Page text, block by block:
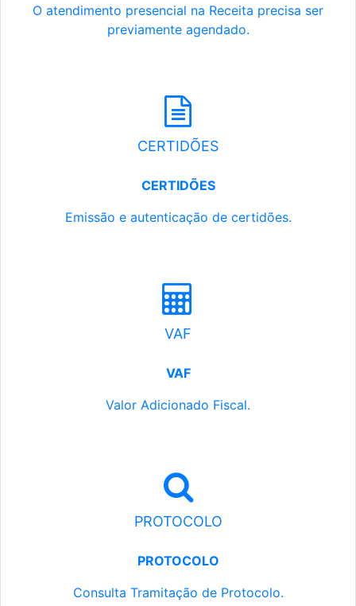
O atendimento presencial na Receita precisa ser
previamente agendado.
CERTIDÕES
CERTIDÕES
Emissão e autenticação de certidões.
VAF
VAF
Valor Adicionado Fiscal.
PROTOCOLO
PROTOCOLO
Consulta Tramitação de Protocolo.